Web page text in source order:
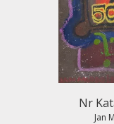
Nr
Jan